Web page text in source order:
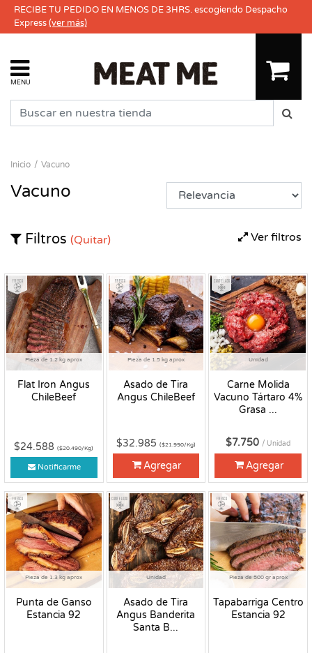
RECIBE TU PEDIDO EN MENOS DE 3HRS. escogiendo Despacho
Express(ver más)
MENU
Inicio Vacuno
Vacuno
Ver filtros
Filtros (Quitar)
Pieza de 1.2 kg aprox
Flat Iron Angus
ChileBeef
Fresco
$24.588($20.490/Kg)
Notificarme
Pieza de 1.5 kg aprox
Asado de Tira
Angus ChileBeef
Fresco
$32.985 ($21.990/Kg)
Agregar
Unidad
Carne Molida
Vacuno Tártaro 4%
Grasa ...
Congelado
$7.750 / Unidad
Agregar
Pieza de 1.3 kg aprox
Punta de Ganso
Estancia 92
Fresco
Unidad
Asado de Tira
Angus Banderita
Santa B...
Congelado
Pieza de 500 gr aprox
Tapabarriga Centro
Estancia 92
Fresco